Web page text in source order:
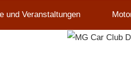
und Veranstaltungen